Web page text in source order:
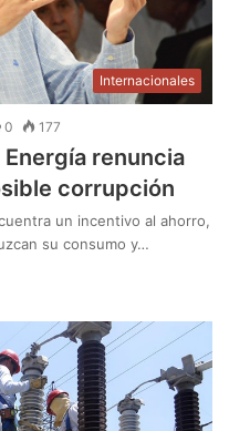
Internacionales
0 177
renuncia
corrupción
un incentivo al ahorro,
su consumo y…